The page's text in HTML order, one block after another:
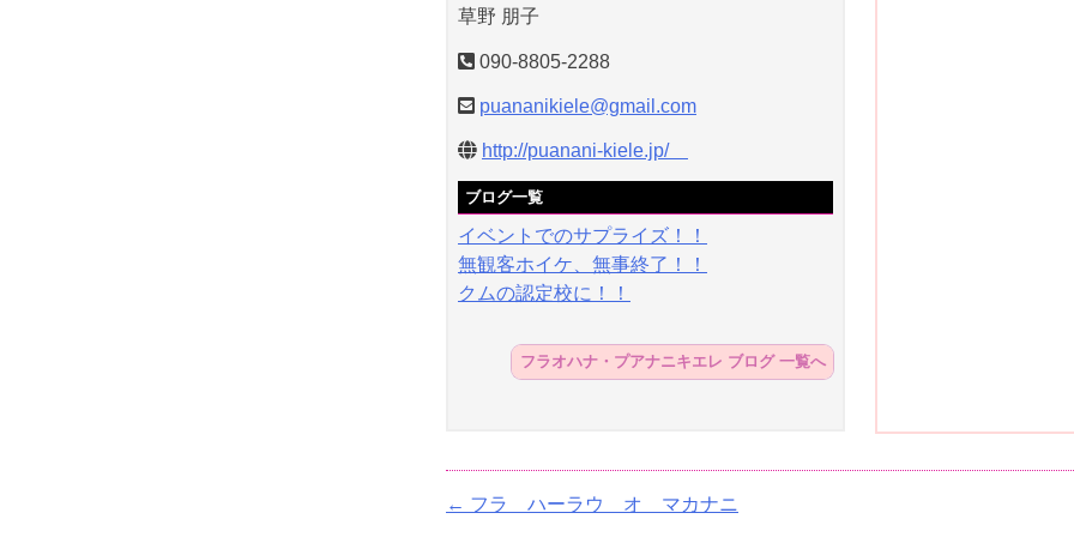
草野 朋子
090-8805-2288
puananikiele@gmail.com
http://puanani-kiele.jp/
ブログ一覧
イベントでのサプライズ！！
無観客ホイケ、無事終了！！
クムの認定校に！！
フラオハナ・プアナニキエレ ブログ 一覧へ
← フラ ハーラウ オ マカナニ